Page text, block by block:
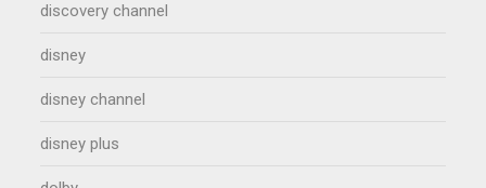
discovery channel
disney
disney channel
disney plus